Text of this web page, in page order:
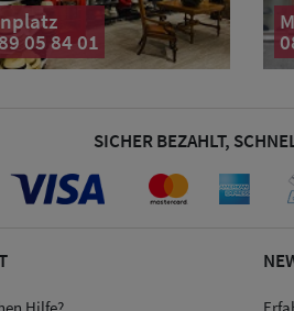
05 84 01
SICHER BEZAHLT,